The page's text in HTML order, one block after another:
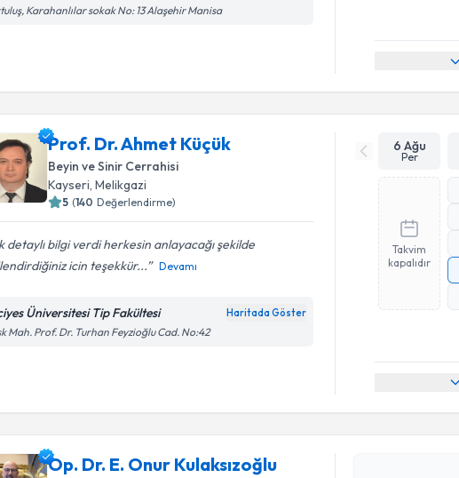
Karahanlılar sokak No: 13 Alaşehir Manisa
Prof. Dr. Ahmet Küçük
Beyin ve Sinir Cerrahisi
Kayseri ,Melikgazi
5 (140 Değerlendirme)
detaylı bilgi verdi herkesin anlayacağı şekilde
icin teşekkür...
Devamı
Üniversitesi Tip Fakültesi Haritada Göster
Mah. Prof. Dr. Turhan Feyzioğlu Cad. No:42
6 Ağu
Per
Takvim
kapalıdır
Op. Dr. E. Onur Kulaksızoğlu